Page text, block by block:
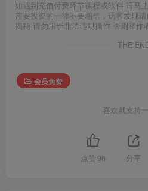
如遇到充值付费环节课程或软件 请马
需要投资的一律不要相信，访客发现
揭秘 请勿用于非法违规操作 否则和作
THE
会员免费
喜欢就支持
点赞 96 分享